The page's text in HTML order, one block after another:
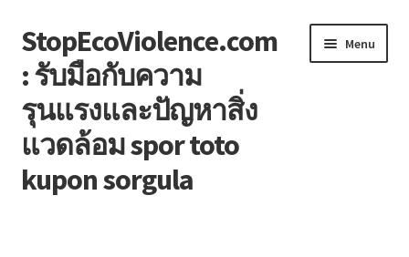
Skip
to
navigation
Skip
to
content
StopEcoViolence.com
: รับมือกับความ
รุนแรงและปัญหาสิ่ง
แวดล้อม spor toto
kupon sorgula
Menu